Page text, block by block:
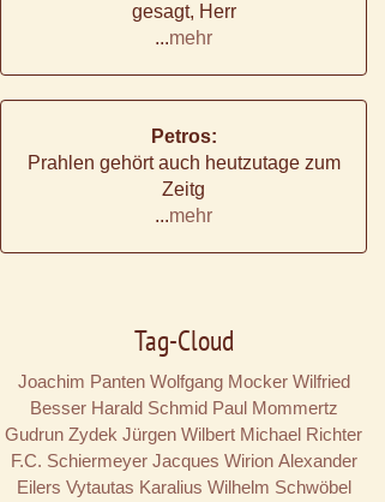
gesagt, Herr
...mehr
Petros:
Prahlen gehört auch heutzutage zum
Zeitg
...mehr
Tag-Cloud
Joachim Panten Wolfgang Mocker Wilfried
Besser Harald Schmid Paul Mommertz
Gudrun Zydek Jürgen Wilbert Michael Richter
F.C. Schiermeyer Jacques Wirion Alexander
Eilers Vytautas Karalius Wilhelm Schwöbel